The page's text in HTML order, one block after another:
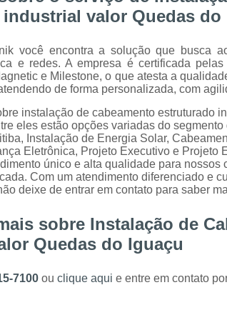
valor Quedas do
você encontra a solução que busca
e redes. A empresa é certificada
e Milestone, o que atesta a
de forma personalizada, com
instalação de cabeamento estruturado
eles estão opções variadas do
Instalação de Energia Solar,
Eletrônica, Projeto Executivo e Projeto
único e alta qualidade para
Com um atendimento diferenciado e
deixe de entrar em contato para saber
sobre Instalação de
Quedas do Iguaçu
7100 ou clique aqui e entre em contato